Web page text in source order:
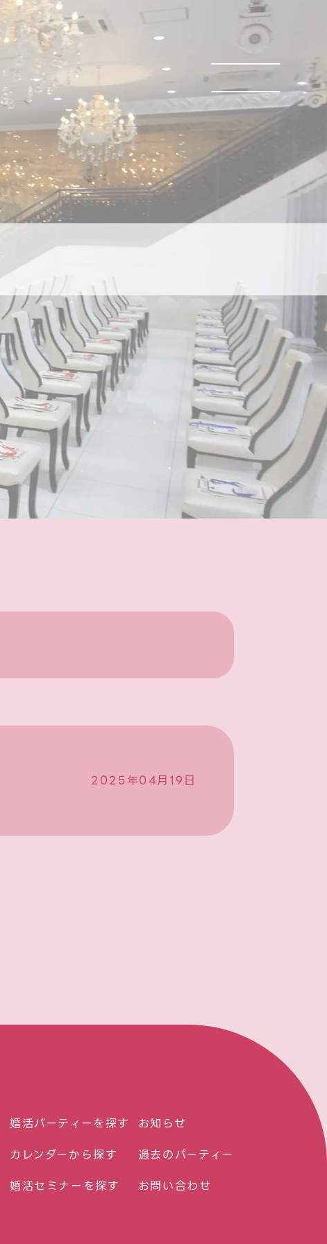
2025年04月19日
婚活パーティーを探す
カレンダーから探す
婚活セミナーを探す
お知らせ
過去のパーティー
お問い合わせ